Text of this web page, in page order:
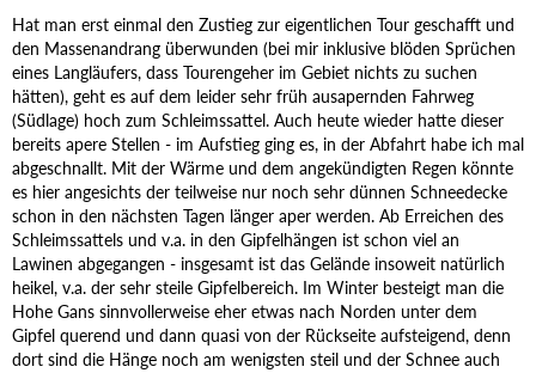
Hat man erst einmal den Zustieg zur eigentlichen Tour geschafft und
den Massenandrang überwunden (bei mir inklusive blöden Sprüchen
eines Langläufers, dass Tourengeher im Gebiet nichts zu suchen
hätten), geht es auf dem leider sehr früh ausapernden Fahrweg
(Südlage) hoch zum Schleimssattel. Auch heute wieder hatte dieser
bereits apere Stellen - im Aufstieg ging es, in der Abfahrt habe ich mal
abgeschnallt. Mit der Wärme und dem angekündigten Regen könnte
es hier angesichts der teilweise nur noch sehr dünnen Schneedecke
schon in den nächsten Tagen länger aper werden. Ab Erreichen des
Schleimssattels und v.a. in den Gipfelhängen ist schon viel an
Lawinen abgegangen - insgesamt ist das Gelände insoweit natürlich
heikel, v.a. der sehr steile Gipfelbereich. Im Winter besteigt man die
Hohe Gans sinnvollerweise eher etwas nach Norden unter dem
Gipfel querend und dann quasi von der Rückseite aufsteigend, denn
dort sind die Hänge noch am wenigsten steil und der Schnee auch